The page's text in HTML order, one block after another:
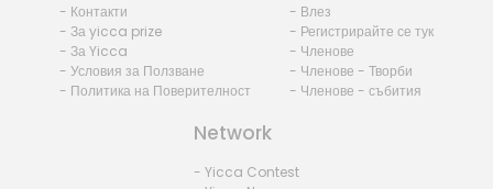
- Контакти
- За yicca prize
- За Yicca
- Условия за Ползване
- Политика на Поверителност
- Влез
- Регистрирайте се тук
- Членове
- Членове - Творби
- Членове - събития
Network
- Yicca Contest